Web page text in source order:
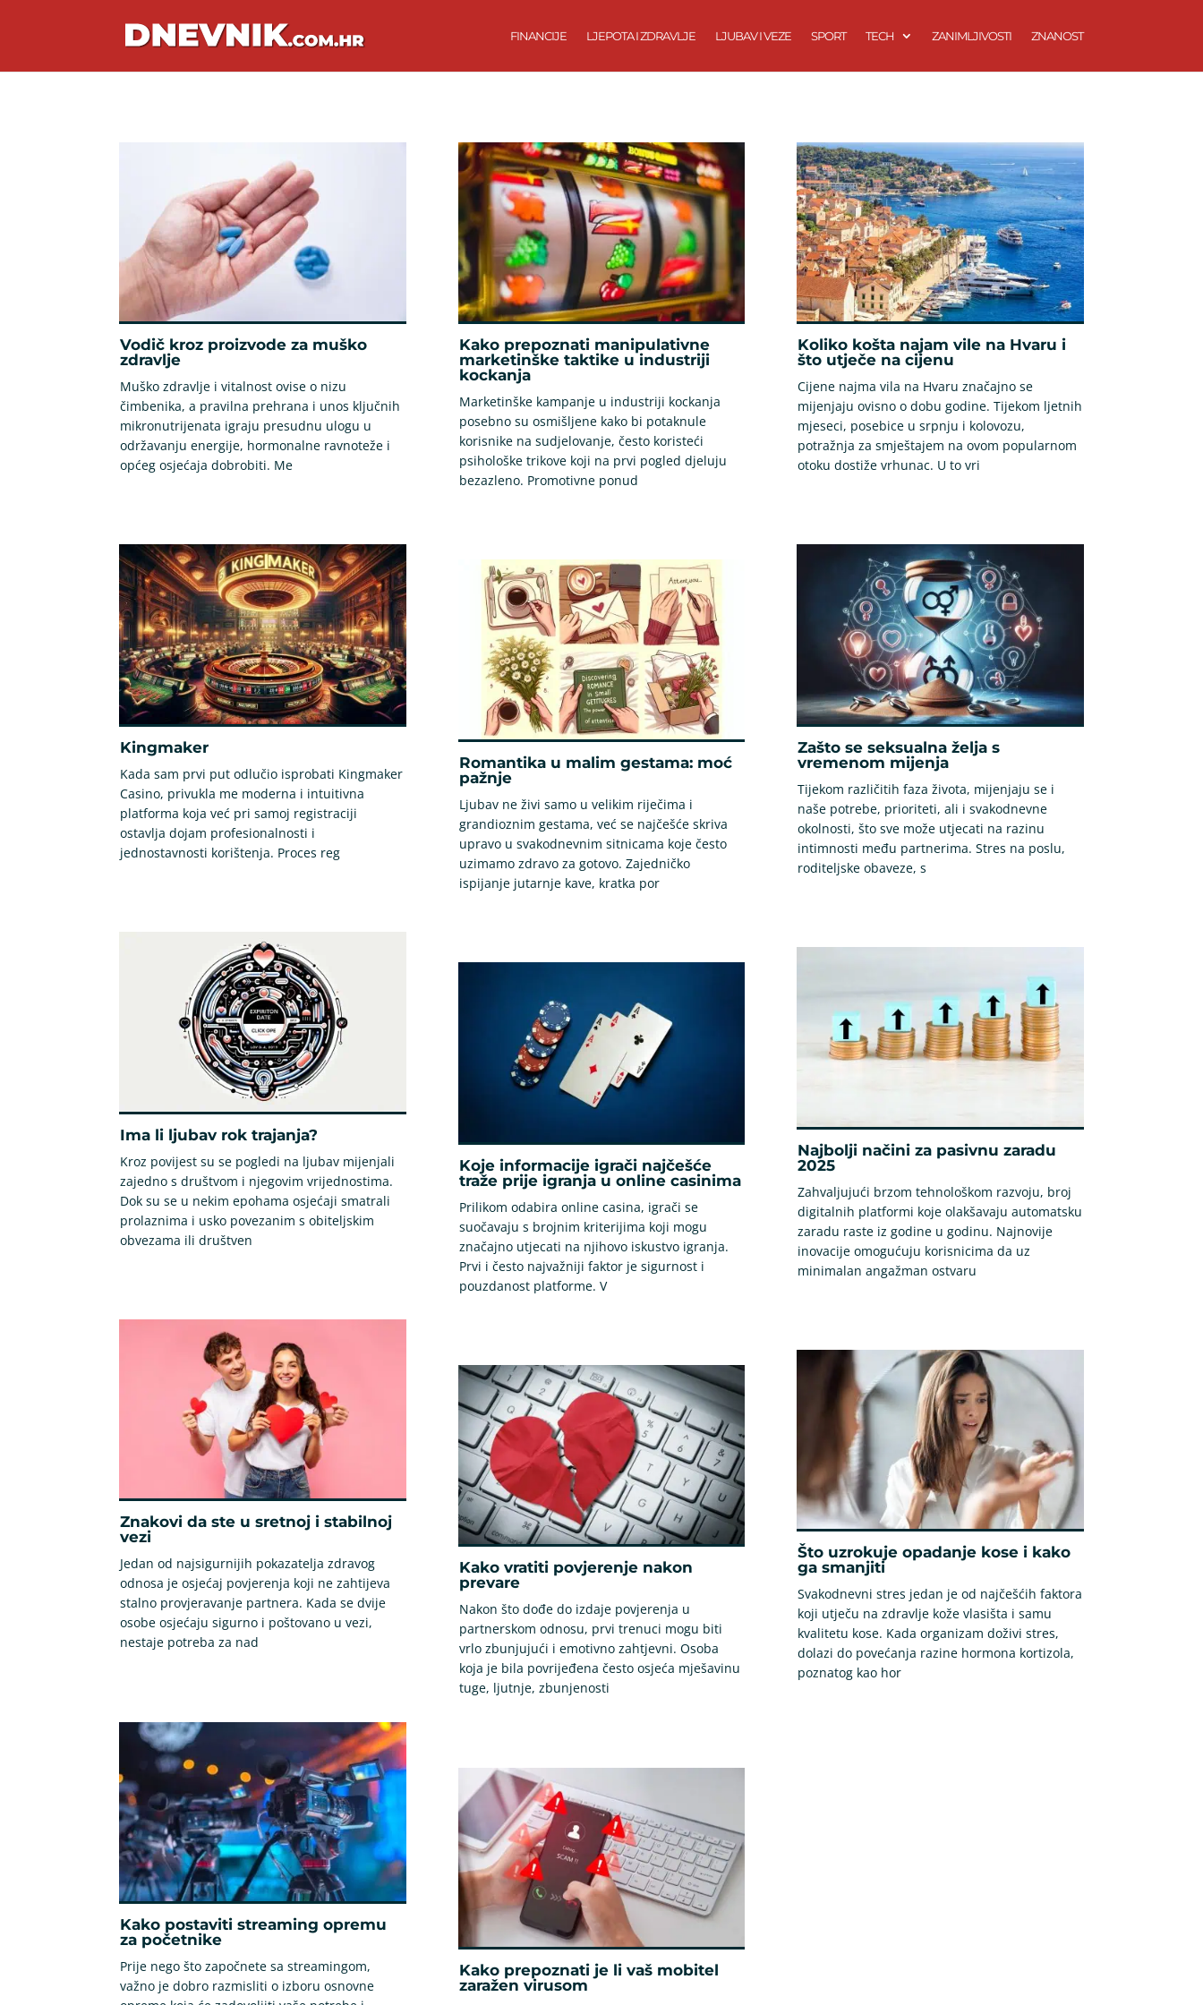
FINANCIJE LJEPOTA I ZDRAVLJE LJUBAV I VEZE SPORT TECH ZANIMLJIVOSTI ZNANOST
Vodič kroz proizvode za muško
zdravlje
Muško zdravlje i vitalnost ovise o nizu
čimbenika, a pravilna prehrana i unos ključnih
mikronutrijenata igraju presudnu ulogu u
održavanju energije, hormonalne ravnoteže i
općeg osjećaja dobrobiti. Me
Kingmaker
Kada sam prvi put odlučio isprobati Kingmaker
Casino, privukla me moderna i intuitivna
platforma koja već pri samoj registraciji
ostavlja dojam profesionalnosti i
jednostavnosti korištenja. Proces reg
Ima li ljubav rok trajanja?
Kroz povijest su se pogledi na ljubav mijenjali
zajedno s društvom i njegovim vrijednostima.
Dok su se u nekim epohama osjećaji smatrali
prolaznima i usko povezanim s obiteljskim
obvezama ili društven
Znakovi da ste u sretnoj i stabilnoj
vezi
Jedan od najsigurnijih pokazatelja zdravog
odnosa je osjećaj povjerenja koji ne zahtijeva
stalno provjeravanje partnera. Kada se dvije
osobe osjećaju sigurno i poštovano u vezi,
nestaje potreba za nad
Kako postaviti streaming opremu
za početnike
Prije nego što započnete sa streamingom,
važno je dobro razmisliti o izboru osnovne
Kako prepoznati manipulativne
marketinške taktike u industriji
kockanja
Marketinške kampanje u industriji kockanja
posebno su osmišljene kako bi potaknule
korisnike na sudjelovanje, često koristeći
psihološke trikove koji na prvi pogled djeluju
bezazleno. Promotivne ponud
Romantika u malim gestama: moć
pažnje
Ljubav ne živi samo u velikim riječima i
grandioznim gestama, već se najčešće skriva
upravo u svakodnevnim sitnicama koje često
uzimamo zdravo za gotovo. Zajedničko
ispijanje jutarnje kave, kratka por
Koje informacije igrači najčešće
traže prije igranja u online casinima
Prilikom odabira online casina, igrači se
suočavaju s brojnim kriterijima koji mogu
značajno utjecati na njihovo iskustvo igranja.
Prvi i često najvažniji faktor je sigurnost i
pouzdanost platforme. V
Kako vratiti povjerenje nakon
prevare
Nakon što dođe do izdaje povjerenja u
partnerskom odnosu, prvi trenuci mogu biti
vrlo zbunjujući i emotivno zahtjevni. Osoba
koja je bila povrijeđena često osjeća mješavinu
tuge, ljutnje, zbunjenosti
Kako prepoznati je li vaš mobitel
zaražen virusom
Koliko košta najam vile na Hvaru i
što utječe na cijenu
Cijene najma vila na Hvaru značajno se
mijenjaju ovisno o dobu godine. Tijekom ljetnih
mjeseci, posebice u srpnju i kolovozu,
potražnja za smještajem na ovom popularnom
otoku dostiže vrhunac. U to vri
Zašto se seksualna želja s
vremenom mijenja
Tijekom različitih faza života, mijenjaju se i
naše potrebe, prioriteti, ali i svakodnevne
okolnosti, što sve može utjecati na razinu
intimnosti među partnerima. Stres na poslu,
roditeljske obaveze, s
Najbolji načini za pasivnu zaradu
2025
Zahvaljujući brzom tehnološkom razvoju, broj
digitalnih platformi koje olakšavaju automatsku
zaradu raste iz godine u godinu. Najnovije
inovacije omogućuju korisnicima da uz
minimalan angažman ostvaru
Što uzrokuje opadanje kose i kako
ga smanjiti
Svakodnevni stres jedan je od najčešćih faktora
koji utječu na zdravlje kože vlasišta i samu
kvalitetu kose. Kada organizam doživi stres,
dolazi do povećanja razine hormona kortizola,
poznatog kao hor